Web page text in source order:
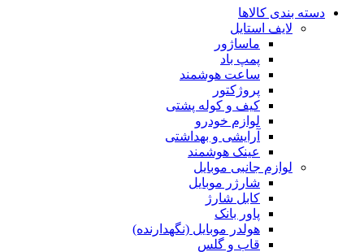
دسته بندی کالاها
لایف استایل
ماساژور
پمپ باد
ساعت هوشمند
پروژکتور
کیف و کوله پشتی
لوازم خودرو
آرایشی و بهداشتی
عینک هوشمند
لوازم جانبی موبایل
شارژر موبایل
کابل شارژ
پاور بانک
هولدر موبایل (نگهدارنده)
قاب و گلس